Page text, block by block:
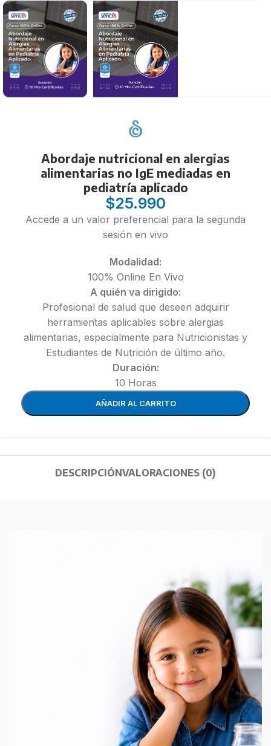
Abordaje nutricional en alergias
alimentarias no IgE mediadas en
pediatría aplicado
$25.990
Accede a un valor preferencial para la segunda
sesión en vivo
Modalidad:
100% Online En Vivo
A quién va dirigido:
Profesional de salud que deseen adquirir
herramientas aplicables sobre alergias
alimentarias, especialmente para Nutricionistas y
Estudiantes de Nutrición de último año.
Duración:
10 Horas
AÑADIR AL CARRITO
DESCRIPCIÓNVALORACIONES (0)